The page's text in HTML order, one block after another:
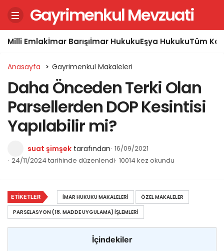
Gayrimenkul Mevzuati
Milli Emlakİmar Barışıİmar HukukuEşya HukukuTüm
Anasayfa Gayrimenkul Makaleleri
Daha Önceden Terki Olan
Parsellerden DOP Kesintisi
Yapılabilir mi?
suat şimşek tarafından 16/09/2021
24/11/2024 tarihinde düzenlendi 10014 kez okundu
İçindekiler
ETIKETLER İMAR HUKUKU MAKALELERI
ÖZEL MAKALELER
PARSELASYON (18. MADDE UYGULAMA) İŞLEMLERI